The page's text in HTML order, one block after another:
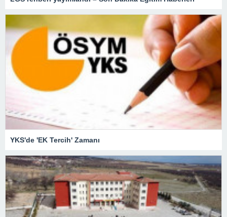
YKS'de 'EK Tercih' Zamanı